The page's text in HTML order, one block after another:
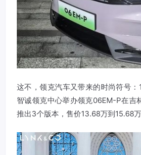
这不，领克汽车又带来的时尚符号
智诚领克中心举办领克06EM-P在吉
推出3个版本，售价13.68万到15.68万